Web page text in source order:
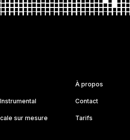
sur mesure
À propos
Contact
Tarifs